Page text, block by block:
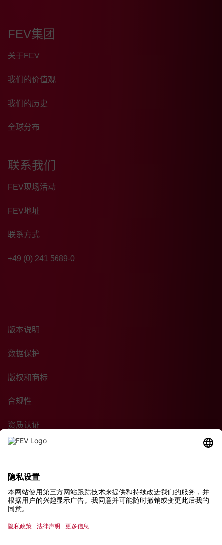
FEV集团
关于FEV
我们的价值观
我们的历史
全球分布
联系我们
FEV现场活动
FEV地址
联系方式
+49 (0) 241 5689-0
版本说明
数据保护
版权和商标
合规性
资质认证
可持续性